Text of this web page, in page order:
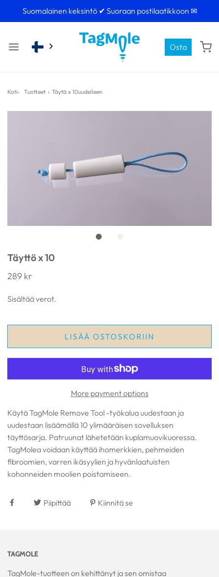
Suomalainen keksintö ✔ Suoraan postilaatikkoon ✉
Osta
Koti› Tuotteet › Täytä x 10uudelleen
Täyttö x 10
289 kr
Sisältää verot.
LISÄÄ OSTOSKORIIN
More payment options
Käytä TagMole Remove Tool -työkalua uudestaan ja
uudestaan lisäämällä 10 ylimääräisen sovelluksen
täyttösarja. Patruunat lähetetään kuplamuovikuoressa.
TagMolea voidaan käyttää ihomerkkien, pehmeiden
fibroomien, varren ikäsyylien ja hyvänlaatuisten
kohonneiden moolien poistamiseen.
Piipittää Kiinnitä se
TAGMOLE
TagMole-tuotteen on kehittänyt ja sen omistaa